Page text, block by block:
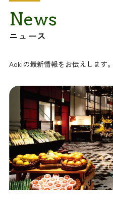
News
ニュース
Aokiの最新情報をお伝えします。